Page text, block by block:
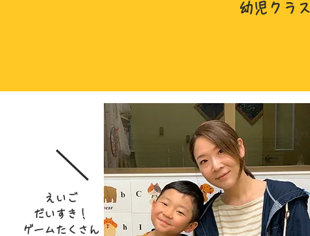
幼児クラ
えいご
だいすき！
​ゲームたくさん